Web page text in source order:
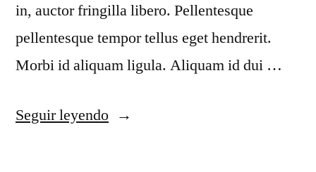
in, auctor fringilla libero. Pellentesque
pellentesque tempor tellus eget hendrerit.
Morbi id aliquam ligula. Aliquam id dui …
Seguir leyendo